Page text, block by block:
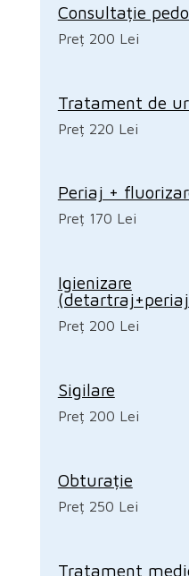
Consultație
Preț 200 Lei
Tratament de
Preț 220 Lei
Periaj +
Preț 170 Lei
Igienizare
Preț 200 Lei
Sigilare
Preț 200 Lei
Obturație
Preț 250 Lei
Tratament